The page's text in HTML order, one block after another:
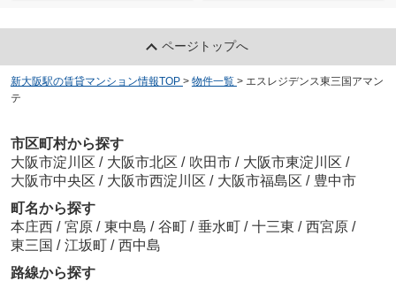
ページトップへ
新大阪駅の賃貸マンション情報TOP > 物件一覧 > エスレジデンス東三国アマン
テ
市区町村から探す
大阪市淀川区 / 大阪市北区 / 吹田市 / 大阪市東淀川区 /
大阪市中央区 / 大阪市西淀川区 / 大阪市福島区 / 豊中市
町名から探す
本庄西 / 宮原 / 東中島 / 谷町 / 垂水町 / 十三東 / 西宮原 /
東三国 / 江坂町 / 西中島
路線から探す